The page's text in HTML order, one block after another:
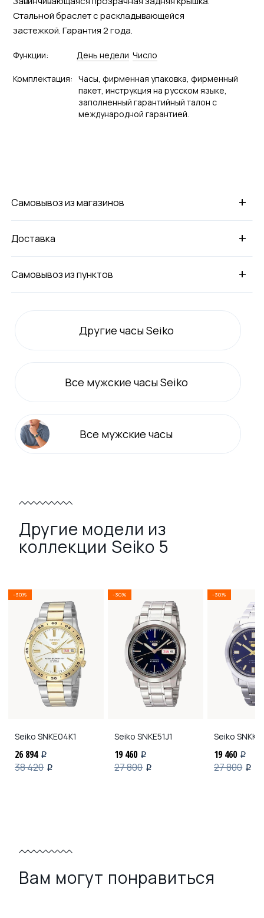
Стальной браслет с раскладывающейся
застежкой. Гарантия 2 года.
Функции: День недели Число
Комплектация: Часы, фирменная упаковка, фирменный
пакет, инструкция на русском языке,
заполненный гарантийный талон с
международной гарантией.
+
Самовывоз из магазинов
+
Доставка
+
Самовывоз из пунктов
Другие часы Seiko
Все мужские часы Seiko
Все мужские часы
Другие модели из
коллекции Seiko 5
-30%
Seiko SNKE04K1
26 894 i
38 420 i
-30%
Seiko SNKE51J1
19 460 i
27 800 i
-30%
Seiko
19 460 i
27 800 i
Вам могут понравиться